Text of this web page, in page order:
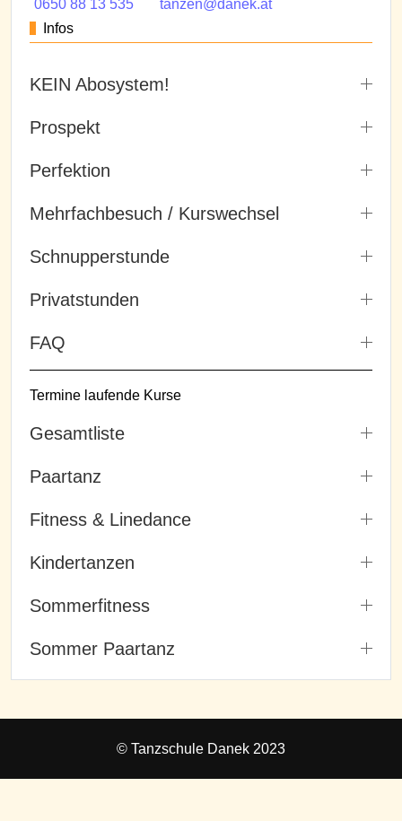
0650 88 13 535
tanzen@danek.at
Infos
KEIN Abosystem!
Prospekt
Perfektion
Mehrfachbesuch / Kurswechsel
Schnupperstunde
Privatstunden
FAQ
Termine laufende Kurse
Gesamtliste
Paartanz
Fitness & Linedance
Kindertanzen
Sommerfitness
Sommer Paartanz
© Tanzschule Danek 2023